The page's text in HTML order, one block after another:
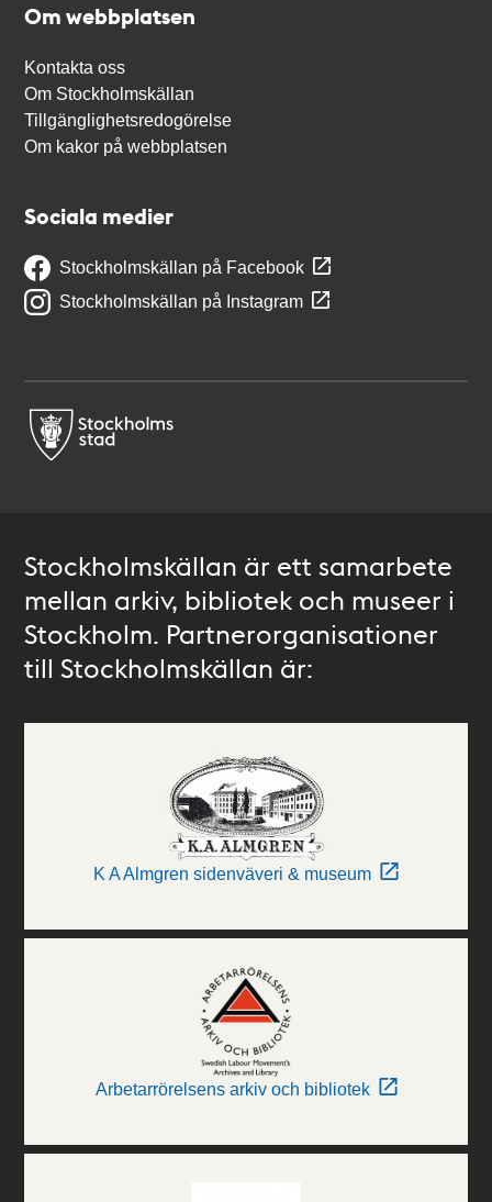
Om webbplatsen
Kontakta oss
Om Stockholmskällan
Tillgänglighetsredogörelse
Om kakor på webbplatsen
Sociala medier
Stockholmskällan på Facebook
Stockholmskällan på Instagram
Stockholmskällan är ett samarbete
mellan arkiv, bibliotek och museer i
Stockholm. Partnerorganisationer
till Stockholmskällan är:
K A Almgren sidenväveri & museum
Arbetarrörelsens arkiv och bibliotek